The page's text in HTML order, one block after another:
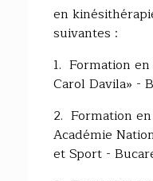
en
suivantes :
1. Formation
Carol Davila» -
2. Formation
Académie
et Sport -